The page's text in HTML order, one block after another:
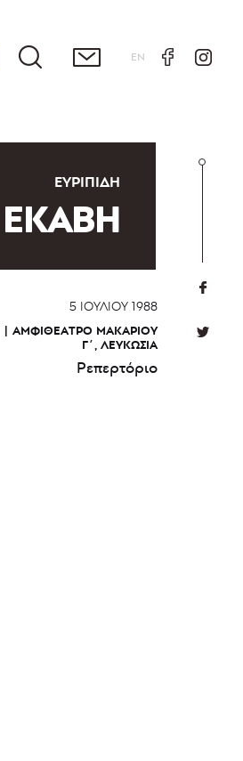
EN
ΕΥΡΙΠΊΔΗ
ΕΚΑΒΗ
5 ΙΟΥΛΊΟΥ 1988
ΑΜΦΙΘΈΑΤΡΟ ΜΑΚΑΡΊΟΥ
Γ΄, ΛΕΥΚΩΣΊΑ
Ρεπερτόριο